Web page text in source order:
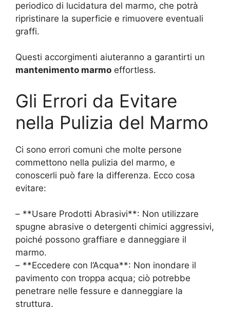
periodico di lucidatura del marmo, che potrà
ripristinare la superficie e rimuovere eventuali
graffi.
Questi accorgimenti aiuteranno a garantirti un
mantenimento marmo effortless.
Gli Errori da Evitare
nella Pulizia del Marmo
Ci sono errori comuni che molte persone
commettono nella pulizia del marmo, e
conoscerli può fare la differenza. Ecco cosa
evitare:
– **Usare Prodotti Abrasivi**: Non utilizzare
spugne abrasive o detergenti chimici aggressivi,
poiché possono graffiare e danneggiare il
marmo.
– **Eccedere con l’Acqua**: Non inondare il
pavimento con troppa acqua; ciò potrebbe
penetrare nelle fessure e danneggiare la
struttura.